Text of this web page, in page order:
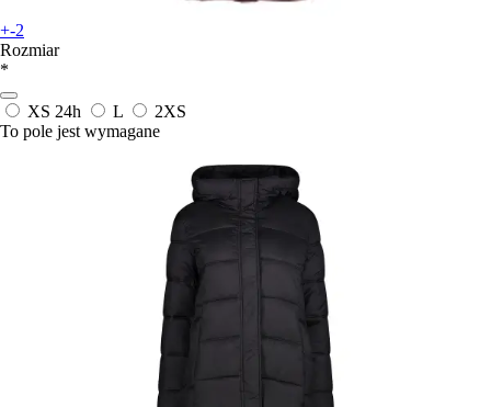
+-2
Rozmiar
*
XS 24h L
2XS
To pole jest wymagane